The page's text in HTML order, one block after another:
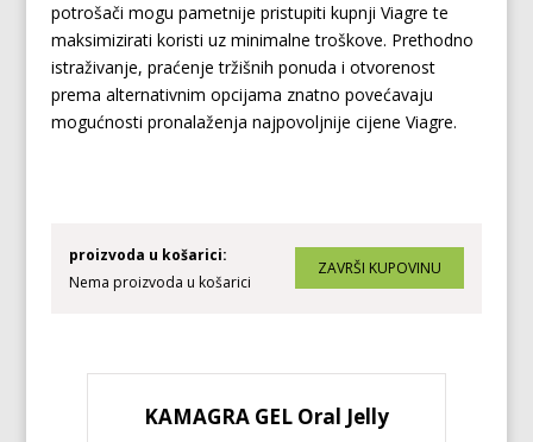
potrošači mogu pametnije pristupiti kupnji Viagre te
maksimizirati koristi uz minimalne troškove. Prethodno
istraživanje, praćenje tržišnih ponuda i otvorenost
prema alternativnim opcijama znatno povećavaju
mogućnosti pronalaženja najpovoljnije cijene Viagre.
proizvoda u košarici:
Nema proizvoda u košarici
KAMAGRA GEL Oral Jelly